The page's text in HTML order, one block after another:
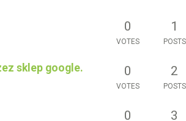
0
VOTES
1
POSTS
sklep google. 0
VOTES
2
POSTS
0 3